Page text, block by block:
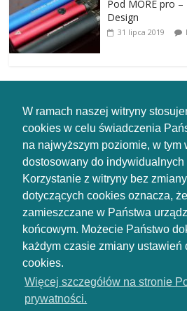
W ramach naszej witryny
cookies w celu świadczenia
na najwyższym poziomie, w tym
dostosowany do indywidualnych
Korzystanie z witryny bez
dotyczących cookies oznacza,
zamieszczane w Państwa
końcowym. Możecie Państwo
każdym czasie zmiany ustawień
cookies.
Więcej szczegółów na stronie
prywatności.
Pod MORE pro
Design
31 lipca 2019